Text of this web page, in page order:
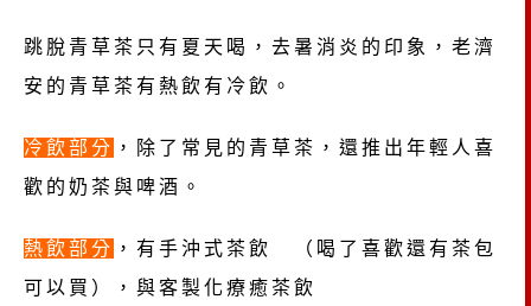
跳脫青草茶只有夏天喝，去暑消炎的印象，老濟
安的青草茶有熱飲有冷飲。
冷飲部分 ，除了常見的青草茶，還推出年輕人喜
歡的奶茶與啤酒。
熱飲部分 ，有手沖式茶飲 （喝了喜歡還有茶包
可以買），與客製化療癒茶飲